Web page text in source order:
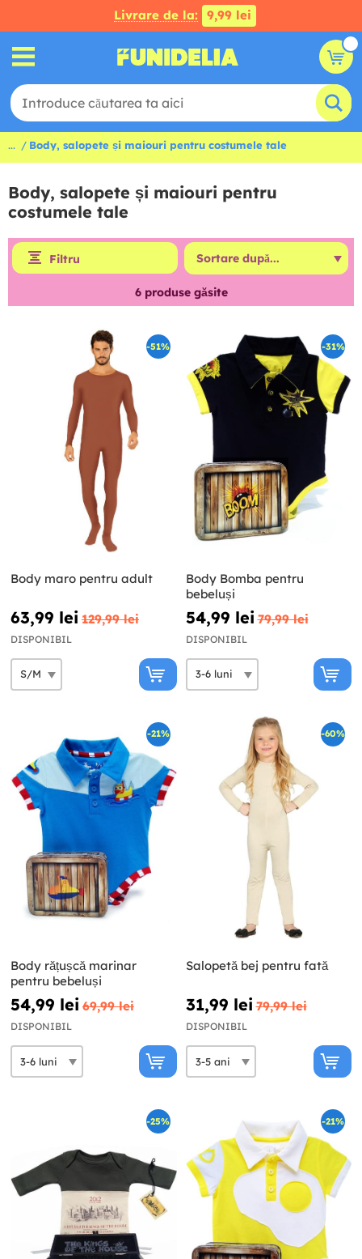
Livrare de la: 9,99 lei
... Body, salopete și maiouri pentru costumele tale
Body, salopete și maiouri pentru
costumele tale
Filtru
6produse găsite
-51%
Body maro pentru adult
63,99 lei 129,99 lei
DISPONIBIL
-31%
Body Bomba pentru
bebeluși
54,99 lei 79,99 lei
DISPONIBIL
-21%
Body rățușcă marinar
pentru bebeluși
54,99 lei 69,99 lei
DISPONIBIL
-60%
Salopetă bej pentru fată
31,99 lei 79,99 lei
DISPONIBIL
-25% -21%